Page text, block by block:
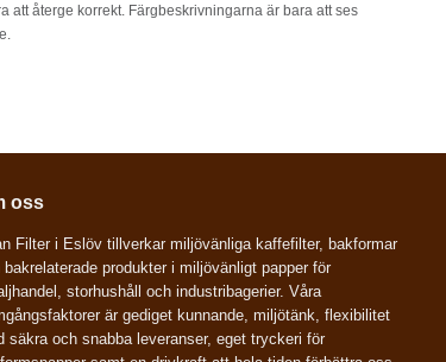
att återge korrekt. Färgbeskrivningarna är bara att ses
oss
Filter i Eslöv tillverkar miljövänliga kaffefilter, bakformar
bakrelaterade produkter i miljövänligt papper för
storhushåll och industribagerier. Våra
är gediget kunnande, miljötänk, flexibilitet
säkra och snabba leveranser, eget tryckeri för